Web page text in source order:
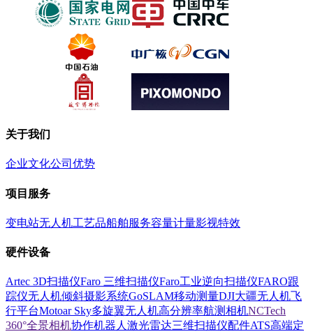
关于我们
企业文化公司优势
项目服务
变电站无人机工艺品船舶服务容量计量影视特效
硬件设备
Artec 3D扫描仪Faro 三维扫描仪Faro工业逆向扫描仪FARO跟
踪仪无人机倾斜摄影系统GoSLAM移动测量DJI大疆无人机飞
行平台Motoar Sky多旋翼无人机高分辨率航测相机NCTech
360°全景相机协作机器人激光雷达三维扫描仪配件ATS高端定